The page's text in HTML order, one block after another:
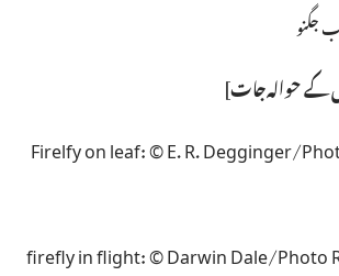
جگنو
‏;.Firelfy on leaf: © E. R. Degginger/